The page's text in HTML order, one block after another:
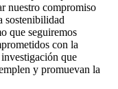
nuestro compromiso
sostenibilidad
que seguiremos
con la
que
y promuevan la